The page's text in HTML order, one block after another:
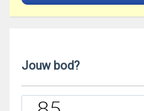
Jouw bod?